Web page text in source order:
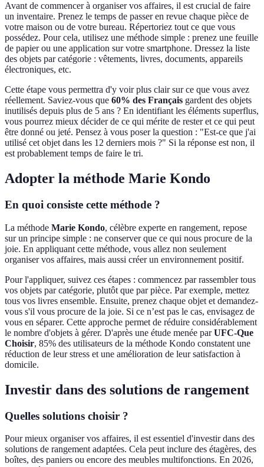
Avant de commencer à organiser vos affaires, il est crucial de faire
un inventaire. Prenez le temps de passer en revue chaque pièce de
votre maison ou de votre bureau. Répertoriez tout ce que vous
possédez. Pour cela, utilisez une méthode simple : prenez une feuille
de papier ou une application sur votre smartphone. Dressez la liste
des objets par catégorie : vêtements, livres, documents, appareils
électroniques, etc.
Cette étape vous permettra d'y voir plus clair sur ce que vous avez
réellement. Saviez-vous que 60% des Français gardent des objets
inutilisés depuis plus de 5 ans ? En identifiant les éléments superflus,
vous pourrez mieux décider de ce qui mérite de rester et ce qui peut
être donné ou jeté. Pensez à vous poser la question : "Est-ce que j'ai
utilisé cet objet dans les 12 derniers mois ?" Si la réponse est non, il
est probablement temps de faire le tri.
Adopter la méthode Marie Kondo
En quoi consiste cette méthode ?
La méthode Marie Kondo, célèbre experte en rangement, repose
sur un principe simple : ne conserver que ce qui nous procure de la
joie. En appliquant cette méthode, vous allez non seulement
organiser vos affaires, mais aussi créer un environnement positif.
Pour l'appliquer, suivez ces étapes : commencez par rassembler tous
vos objets par catégorie, plutôt que par pièce. Par exemple, mettez
tous vos livres ensemble. Ensuite, prenez chaque objet et demandez-
vous s'il vous procure de la joie. Si ce n’est pas le cas, envisagez de
vous en séparer. Cette approche permet de réduire considérablement
le nombre d'objets à gérer. D'après une étude menée parUFC-Que
Choisir, 85% des utilisateurs de la méthode Kondo constatent une
réduction de leur stress et une amélioration de leur satisfaction à
domicile.
Investir dans des solutions de rangement
Quelles solutions choisir ?
Pour mieux organiser vos affaires, il est essentiel d'investir dans des
solutions de rangement adaptées. Cela peut inclure des étagères, des
boîtes, des paniers ou encore des meubles multifonctions. En 2026,